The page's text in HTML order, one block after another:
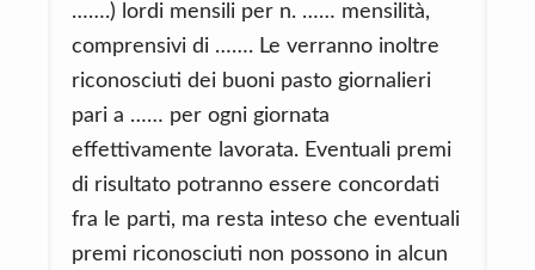
…….) lordi mensili per n. …… mensilità,
comprensivi di ……. Le verranno inoltre
riconosciuti dei buoni pasto giornalieri
pari a …… per ogni giornata
effettivamente lavorata. Eventuali premi
di risultato potranno essere concordati
fra le parti, ma resta inteso che eventuali
premi riconosciuti non possono in alcun